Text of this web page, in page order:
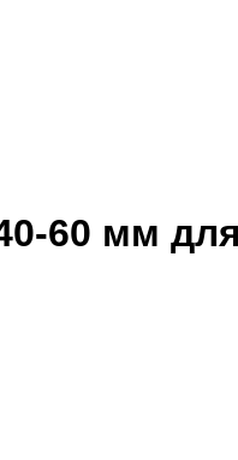
60 мм